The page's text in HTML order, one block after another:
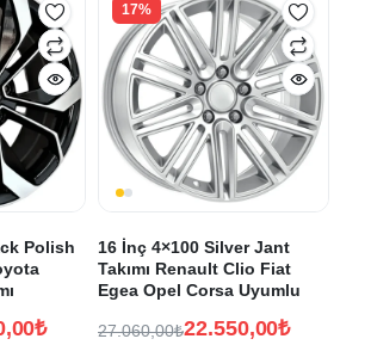
Polish
₺
17%
16 İnç 4×100 Silver Jant
Takımı Renault Clio Fiat
Egea Opel Corsa Uyumlu
27.060,00₺22.550,00₺